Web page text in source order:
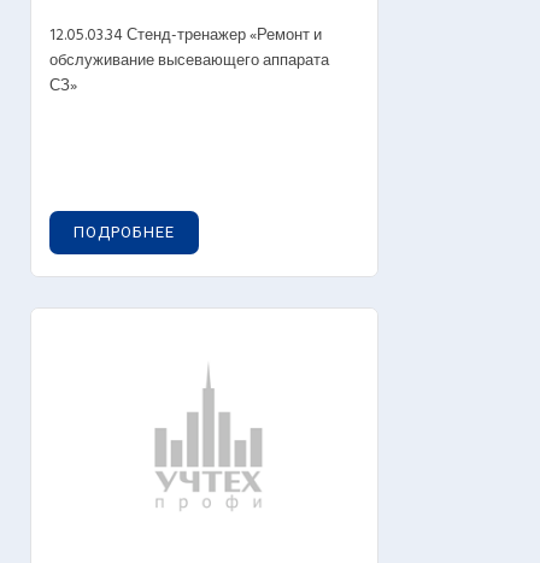
12.05.03.34 Стенд-тренажер «Ремонт и
обслуживание высевающего аппарата
СЗ»
ПОДРОБНЕЕ